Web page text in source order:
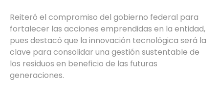
Reiteró el compromiso del gobierno federal para
fortalecer las acciones emprendidas en la entidad,
pues destacó que la innovación tecnológica será la
clave para consolidar una gestión sustentable de
los residuos en beneficio de las futuras
generaciones.